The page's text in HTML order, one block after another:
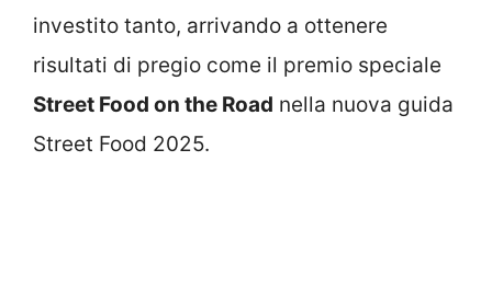
investito tanto, arrivando a ottenere
risultati di pregio come il premio speciale
Street Food on the Road nella nuova guida
Street Food 2025.